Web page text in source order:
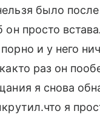
было
он просто
и у него
раз он
я снова
я